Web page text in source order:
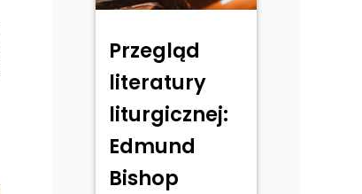
Przegląd
literatury
liturgicznej:
Edmund
Bishop